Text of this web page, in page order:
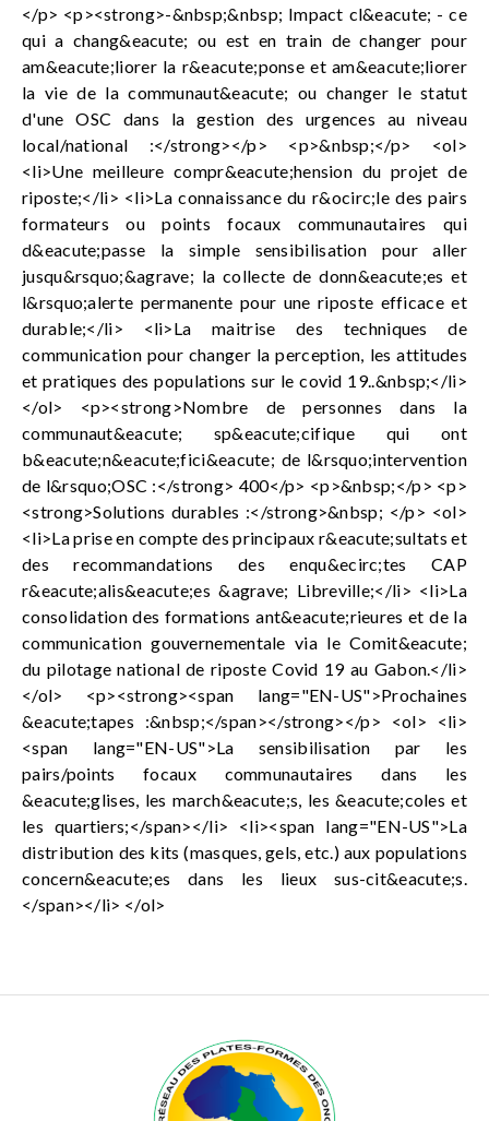
</p> <p><strong>-&nbsp;&nbsp; Impact cl&eacute; - ce
qui a chang&eacute; ou est en train de changer pour
am&eacute;liorer la r&eacute;ponse et am&eacute;liorer
la vie de la communaut&eacute; ou changer le statut
d'une OSC dans la gestion des urgences au niveau
local/national :</strong></p> <p>&nbsp;</p> <ol>
<li>Une meilleure compr&eacute;hension du projet de
riposte;</li> <li>La connaissance du r&ocirc;le des pairs
formateurs ou points focaux communautaires qui
d&eacute;passe la simple sensibilisation pour aller
jusqu&rsquo;&agrave; la collecte de donn&eacute;es et
l&rsquo;alerte permanente pour une riposte efficace et
durable;</li> <li>La maitrise des techniques de
communication pour changer la perception, les attitudes
et pratiques des populations sur le covid 19..&nbsp;</li>
</ol> <p><strong>Nombre de personnes dans la
communaut&eacute; sp&eacute;cifique qui ont
b&eacute;n&eacute;fici&eacute; de l&rsquo;intervention
de l&rsquo;OSC :</strong> 400</p> <p>&nbsp;</p> <p>
<strong>Solutions durables :</strong>&nbsp; </p> <ol>
<li>La prise en compte des principaux r&eacute;sultats et
des recommandations des enqu&ecirc;tes CAP
r&eacute;alis&eacute;es &agrave; Libreville;</li> <li>La
consolidation des formations ant&eacute;rieures et de la
communication gouvernementale via le Comit&eacute;
du pilotage national de riposte Covid 19 au Gabon.</li>
</ol> <p><strong><span lang="EN-US">Prochaines
&eacute;tapes :&nbsp;</span></strong></p> <ol> <li>
<span lang="EN-US">La sensibilisation par les
pairs/points focaux communautaires dans les
&eacute;glises, les march&eacute;s, les &eacute;coles et
les quartiers;</span></li> <li><span lang="EN-US">La
distribution des kits (masques, gels, etc.) aux populations
concern&eacute;es dans les lieux sus-cit&eacute;s.
</span></li> </ol>